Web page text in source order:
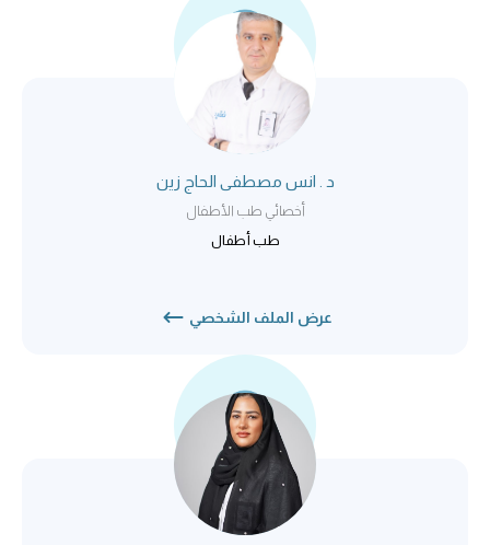
د . انس مصطفى الحاج زين
أخصائي طب الأطفال
طب أطفال
عرض الملف الشخصي